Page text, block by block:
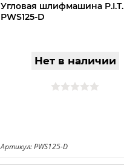
Угловая шлифмашина P.I.T.
РWS125-D
Нет в наличии
Артикул: РWS125-D